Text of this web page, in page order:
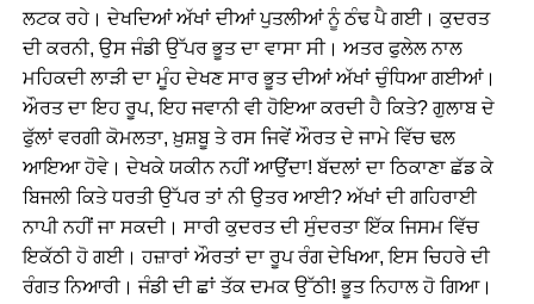
ਲਟਕ ਰਹੇ। ਦੇਖਦਿਆਂ ਅੱਖਾਂ ਦੀਆਂ ਪੁਤਲੀਆਂ ਨੂੰ ਠੰਢ ਪੈ ਗਈ। ਕੁਦਰਤ
ਦੀ ਕਰਨੀ, ਉਸ ਜੰਡੀ ਉੱਪਰ ਭੂਤ ਦਾ ਵਾਸਾ ਸੀ। ਅਤਰ ਫੁਲੇਲ ਨਾਲ
ਮਹਿਕਦੀ ਲਾੜੀ ਦਾ ਮੂੰਹ ਦੇਖਣ ਸਾਰ ਭੂਤ ਦੀਆਂ ਅੱਖਾਂ ਚੁੰਧਿਆ ਗਈਆਂ।
ਔਰਤ ਦਾ ਇਹ ਰੂਪ, ਇਹ ਜਵਾਨੀ ਵੀ ਹੋਇਆ ਕਰਦੀ ਹੈ ਕਿਤੇ? ਗੁਲਾਬ ਦੇ
ਫੁੱਲਾਂ ਵਰਗੀ ਕੋਮਲਤਾ, ਖ਼ੁਸ਼ਬੂ ਤੇ ਰਸ ਜਿਵੇਂ ਔਰਤ ਦੇ ਜਾਮੇ ਵਿੱਚ ਢਲ
ਆਇਆ ਹੋਵੇ। ਦੇਖਕੇ ਯਕੀਨ ਨਹੀਂ ਆਉਂਦਾ! ਬੱਦਲਾਂ ਦਾ ਠਿਕਾਣਾ ਛੱਡ ਕੇ
ਬਿਜਲੀ ਕਿਤੇ ਧਰਤੀ ਉੱਪਰ ਤਾਂ ਨੀ ਉਤਰ ਆਈ? ਅੱਖਾਂ ਦੀ ਗਹਿਰਾਈ
ਨਾਪੀ ਨਹੀਂ ਜਾ ਸਕਦੀ। ਸਾਰੀ ਕੁਦਰਤ ਦੀ ਸੁੰਦਰਤਾ ਇੱਕ ਜਿਸਮ ਵਿੱਚ
ਇਕੱਠੀ ਹੋ ਗਈ। ਹਜ਼ਾਰਾਂ ਔਰਤਾਂ ਦਾ ਰੂਪ ਰੰਗ ਦੇਖਿਆ, ਇਸ ਚਿਹਰੇ ਦੀ
ਰੰਗਤ ਨਿਆਰੀ। ਜੰਡੀ ਦੀ ਛਾਂ ਤੱਕ ਦਮਕ ਉੱਠੀ! ਭੂਤ ਨਿਹਾਲ ਹੋ ਗਿਆ।